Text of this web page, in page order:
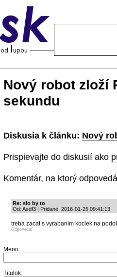
Nový robot zloží
sekundu
Diskusia k článku: Nový
Prispievajte do diskusií ako
Komentár, na ktorý
Re: slo by to
Od: Asdf3 | Pridané: 2016-01-25 09:41:13
treba zacat s vyrabanim kociek na
Odpovedať
Meno:
Titulok: